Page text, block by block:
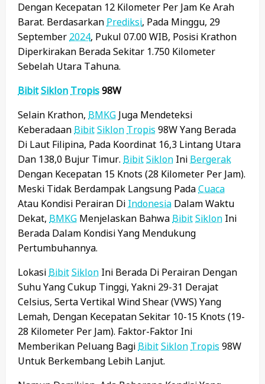
Dengan Kecepatan 12 Kilometer Per Jam Ke Arah
Barat. Berdasarkan Prediksi, Pada Minggu, 29
September 2024, Pukul 07.00 WIB, Posisi Krathon
Diperkirakan Berada Sekitar 1.750 Kilometer
Sebelah Utara Tahuna.
BibitSiklon Tropis98W
Selain Krathon, BMKG Juga Mendeteksi
Keberadaan BibitSiklon Tropis 98W Yang Berada
Di Laut Filipina, Pada Koordinat 16,3 Lintang Utara
Dan 138,0 Bujur Timur. BibitSiklon Ini Bergerak
Dengan Kecepatan 15 Knots (28 Kilometer Per Jam).
Meski Tidak Berdampak Langsung PadaCuaca
Atau Kondisi Perairan Di Indonesia Dalam Waktu
Dekat, BMKG Menjelaskan Bahwa BibitSiklon Ini
Berada Dalam Kondisi Yang Mendukung
Pertumbuhannya.
Lokasi BibitSiklon Ini Berada Di Perairan Dengan
Suhu Yang Cukup Tinggi, Yakni 29-31 Derajat
Celsius, Serta Vertikal Wind Shear (VWS) Yang
Lemah, Dengan Kecepatan Sekitar 10-15 Knots (19-
28 Kilometer Per Jam). Faktor-Faktor Ini
Memberikan Peluang Bagi BibitSiklon Tropis 98W
Untuk Berkembang Lebih Lanjut.